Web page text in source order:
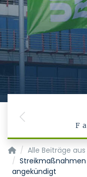
Previous
Startseite
Alle Beiträge aus
Streikmaßnahmen
angekündigt